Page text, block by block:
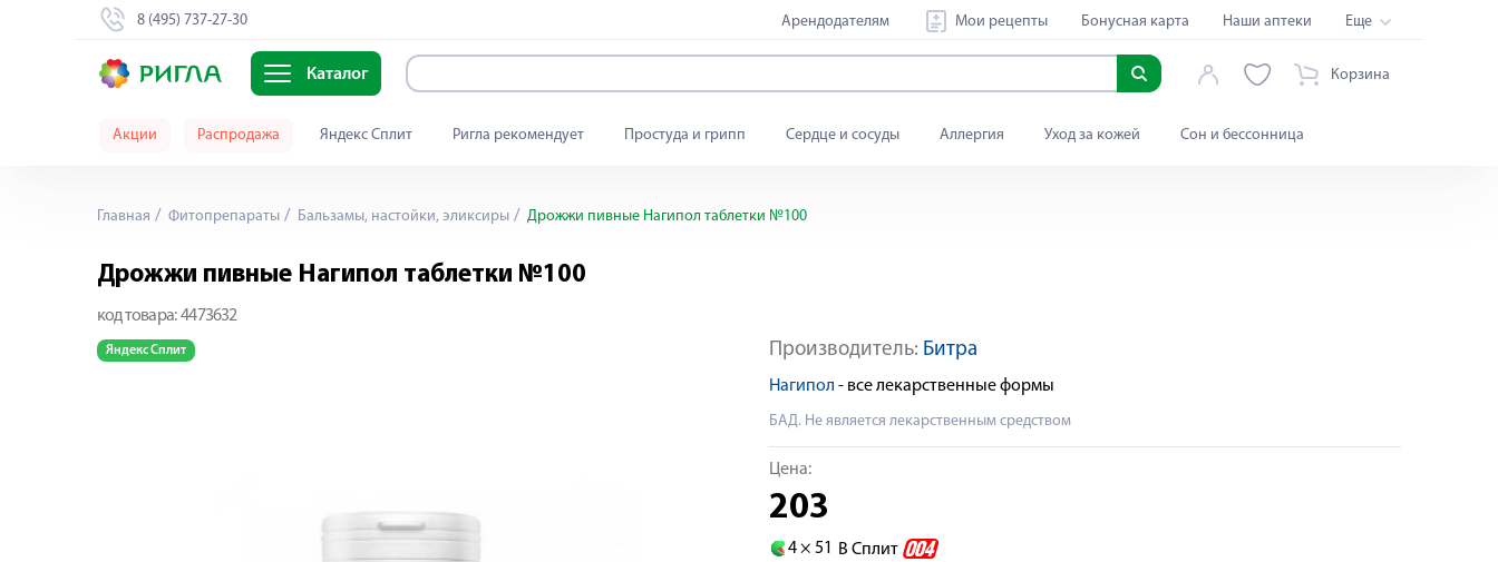
8 (495) 737-27-30 Арендодателям Мои рецепты Бонусная карта Наши аптеки Еще
Каталог Корзина
Акции Распродажа Яндекс Сплит Ригла рекомендует Простуда и грипп Сердце и сосуды Аллергия Уход за кожей Сон и бессонница
Главная Фитопрепараты Бальзамы, настойки, эликсиры Дрожжи пивные Нагипол таблетки №100
Дрожжи пивные Нагипол таблетки №100
код товара: 4473632
Яндекс Сплит Производитель: Битра
Нагипол - все лекарственные формы
БАД. Не является лекарственным средством
Цена:
203
4 × 51 В Сплит